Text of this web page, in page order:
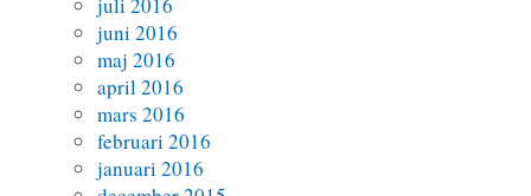
juni 2016
maj 2016
april 2016
mars 2016
februari 2016
januari 2016